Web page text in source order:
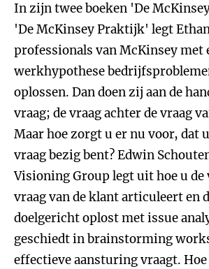
In zijn twee boeken 'De
'De McKinsey Praktijk' legt
professionals van McKinsey met
werkhypothese
oplossen. Dan doen zij aan de
vraag; de vraag achter de vraag
Maar hoe zorgt u er nu voor, dat
vraag bezig bent? Edwin
Visioning Group legt uit hoe u de
vraag van de klant articuleert en
doelgericht oplost met issue
geschiedt in brainstorming
effectieve aansturing vraagt.